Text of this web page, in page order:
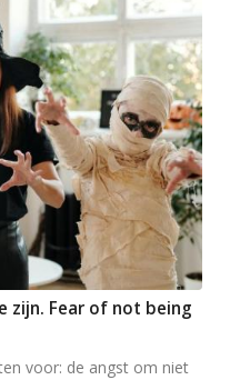
zijn. Fear of not being
voor: de angst om niet